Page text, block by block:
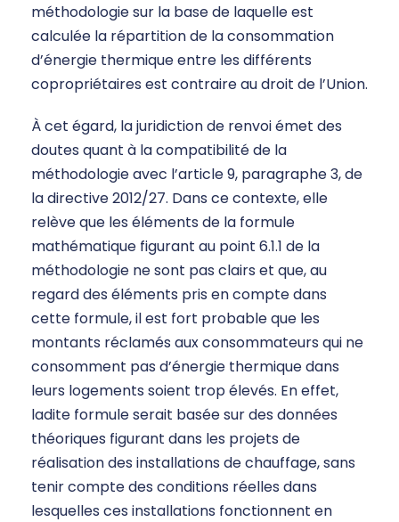
méthodologie sur la base de laquelle est
calculée la répartition de la consommation
d’énergie thermique entre les différents
copropriétaires est contraire au droit de l’Union.
À cet égard, la juridiction de renvoi émet des
doutes quant à la compatibilité de la
méthodologie avec l’article 9, paragraphe 3, de
la directive 2012/27. Dans ce contexte, elle
relève que les éléments de la formule
mathématique figurant au point 6.1.1 de la
méthodologie ne sont pas clairs et que, au
regard des éléments pris en compte dans
cette formule, il est fort probable que les
montants réclamés aux consommateurs qui ne
consomment pas d’énergie thermique dans
leurs logements soient trop élevés. En effet,
ladite formule serait basée sur des données
théoriques figurant dans les projets de
réalisation des installations de chauffage, sans
tenir compte des conditions réelles dans
lesquelles ces installations fonctionnent en